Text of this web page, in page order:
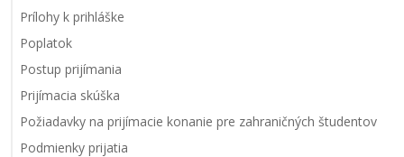
Prílohy k prihláške
Poplatok
Postup prijímania
Prijímacia skúška
Požiadavky na prijímacie konanie pre zahraničných študentov
Podmienky prijatia